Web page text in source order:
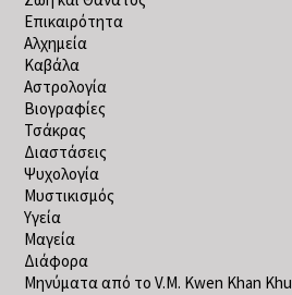
Επικαιρότητα
Αλχημεία
Καβάλα
Αστρολογία
Βιογραφίες
Τσάκρας
Διαστάσεις
Ψυχολογία
Μυστικισμός
Υγεία
Μαγεία
Διάφορα
Μηνύματα από το V.M. Kwen Khan Khu